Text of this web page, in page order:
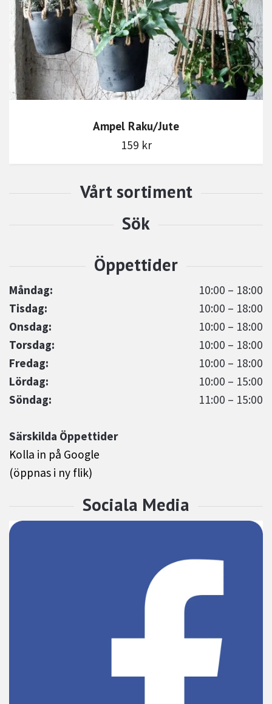
Måndag:
10:00 – 18:00
Tisdag:
10:00 – 18:00
Onsdag:
10:00 – 18:00
Torsdag:
10:00 – 18:00
Fredag:
10:00 – 18:00
Lördag:
10:00 – 15:00
Söndag:
11:00 – 15:00
Särskilda Öppettider
Kolla in på Google
(öppnas i ny flik)
Ampel Raku/Jute
159 kr